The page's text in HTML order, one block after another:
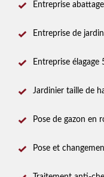
Entreprise
Entreprise de
Entreprise élagage
Jardinier taille de
Pose de gazon en
Pose et